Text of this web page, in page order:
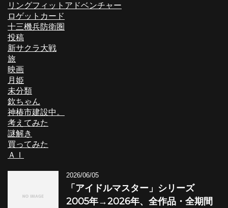
リングフィットアドベンチャー
ロゲットカード
十三機兵防衛圏
投稿
新サクラ大戦
旅
映画
月姫
未分類
欽ちゃん
神椿市建設中。
考えてみた
謎解き
買ってみた
ＡＩ
2026/06/05
「アイドルマスター」シリーズ
2005年→2026年、全作品・全期間